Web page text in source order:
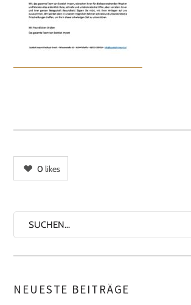
0 likes
NEUESTE BEITRÄGE